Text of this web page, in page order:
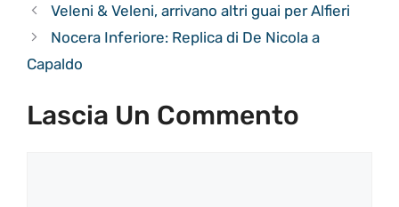
Veleni & Veleni, arrivano altri guai per Alfieri
Nocera Inferiore: Replica di De Nicola a
Capaldo
Lascia Un Commento